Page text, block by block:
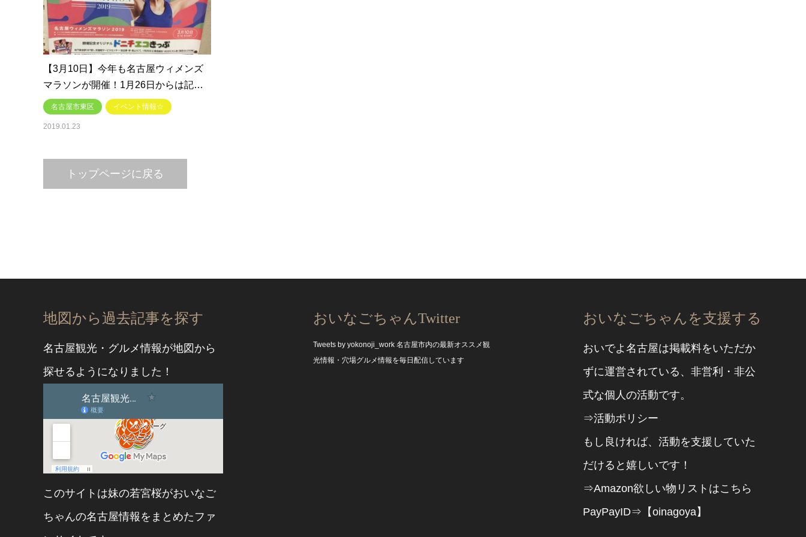
【3月10日】今年も名古屋ウィメンズ
マラソンが開催！1月26日からは記…
名古屋市東区 イベント情報☆
2019.01.23
トップページに戻る
地図から過去記事を探す
名古屋観光・グルメ情報が地図から
探せるようになりました！
このサイトは妹の若宮桜がおいなご
ちゃんの名古屋情報をまとめたファ
おいなごちゃんTwitter
Tweets by yokonoji_work 名古屋市内の最新オススメ観
光情報・穴場グルメ情報を毎日配信しています
おいなごちゃんを支援する
おいでよ名古屋は掲載料をいただか
ずに運営されている、非営利・非公
式な個人の活動です。
⇒活動ポリシー
もし良ければ、活動を支援していた
だけると嬉しいです！
⇒Amazon欲しい物リストはこちら
PayPayID⇒【oinagoya】